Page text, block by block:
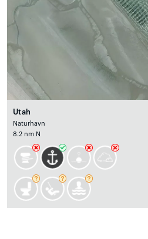
Utah
Naturhavn
8.2 nm N